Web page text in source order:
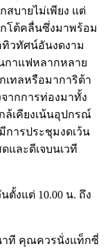
บายไม่เพียง แต่
โต้คลื่นซึ่งมาพร้อม
วทัศน์อันงดงาม
กาแฟหลากหลาย
ทลหรือมาการิต้า
ากการท่องมาทั้ง
ล้เคียงเน้นอุปกรณ์
การประชุมงดเว้น
และดีเจบนเวที
ตั้งแต่ 10.00 น. ถึง
าที คุณควรนั่งแท็กซี่